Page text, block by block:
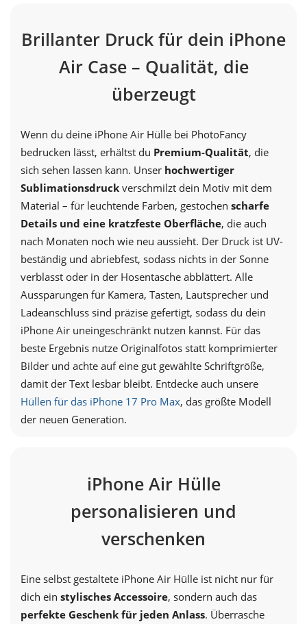
Brillanter Druck für dein iPhone
Air Case – Qualität, die
überzeugt
Wenn du deine iPhone Air Hülle bei PhotoFancy
bedrucken lässt, erhältst du Premium-Qualität, die
sich sehen lassen kann. Unser hochwertiger
Sublimationsdruck verschmilzt dein Motiv mit dem
Material – für leuchtende Farben, gestochen scharfe
Details und eine kratzfeste Oberfläche, die auch
nach Monaten noch wie neu aussieht. Der Druck ist UV-
beständig und abriebfest, sodass nichts in der Sonne
verblasst oder in der Hosentasche abblättert. Alle
Aussparungen für Kamera, Tasten, Lautsprecher und
Ladeanschluss sind präzise gefertigt, sodass du dein
iPhone Air uneingeschränkt nutzen kannst. Für das
beste Ergebnis nutze Originalfotos statt komprimierter
Bilder und achte auf eine gut gewählte Schriftgröße,
damit der Text lesbar bleibt. Entdecke auch unsere
Hüllen für das iPhone 17 Pro Max, das größte Modell
der neuen Generation.
iPhone Air Hülle
personalisieren und
verschenken
Eine selbst gestaltete iPhone Air Hülle ist nicht nur für
dich ein stylisches Accessoire, sondern auch das
perfekte Geschenk für jeden Anlass. Überrasche